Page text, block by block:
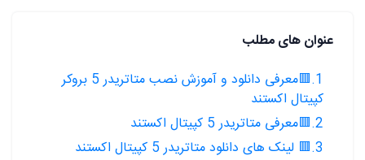
عنوان های مطلب
1.🟥معرفی دانلود و آموزش نصب متاتریدر 5 بروکر
کپیتال اکستند
2.🟥معرفی متاتریدر 5 کپیتال اکستند
3.🟥 لینک های دانلود متاتریدر 5 کپیتال اکستند